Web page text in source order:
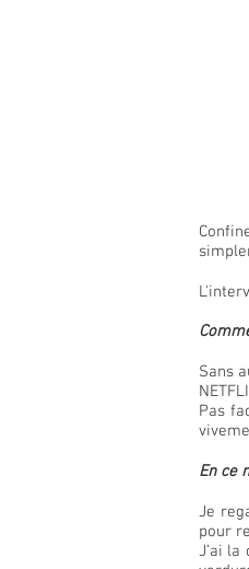
Sans
Pas
En ce
Je
pour
J’ai